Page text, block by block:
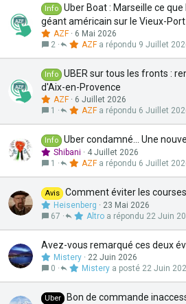
Info
Uber Boat : Marseille ce
géant américain sur le Vieux-Port
AZF
6 Mai 2026
2
9 Juillet
AZF
Info
UBER sur tous les fronts :
d'Aix-en-Provence
AZF
6 Juillet 2026
1
6 Juillet
AZF
Info Uber condamné... Une
Shibani
4 Juillet 2026
1
6 Juillet
AZF
Avis Comment éviter les
Heisenberg
23 Mai 2026
67
22 Juin
Altro
Avez-vous remarqué ces deux
Mistery
22 Juin 2026
0
22 Juin
Mistery
Uber Bon de commande